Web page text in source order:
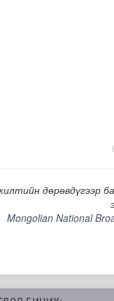
дөрөвдүгээр
Mongolian National